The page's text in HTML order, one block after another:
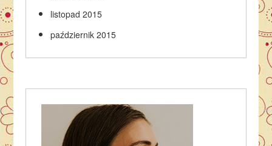
listopad 2015
październik 2015